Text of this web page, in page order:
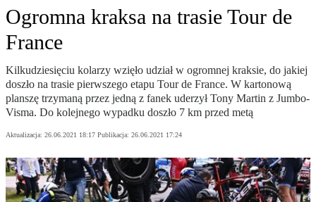
Ogromna kraksa na trasie Tour de
France
Kilkudziesięciu kolarzy wzięło udział w ogromnej kraksie, do jakiej
doszło na trasie pierwszego etapu Tour de France. W kartonową
planszę trzymaną przez jedną z fanek uderzył Tony Martin z Jumbo-
Visma. Do kolejnego wypadku doszło 7 km przed metą
Aktualizacja: 26.06.2021 18:17 Publikacja: 26.06.2021 17:24